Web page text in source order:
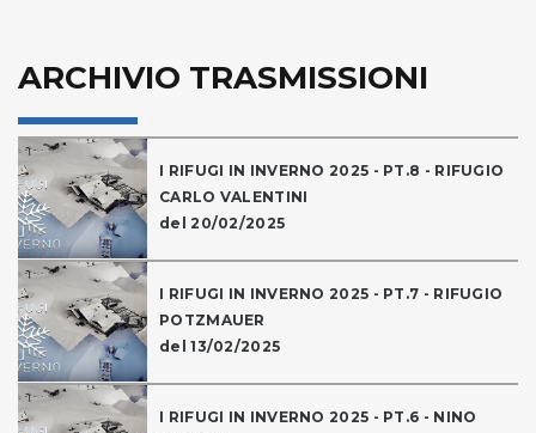
ARCHIVIO TRASMISSIONI
I RIFUGI IN INVERNO 2025 - PT.8 - RIFUGIO
CARLO VALENTINI
del 20/02/2025
I RIFUGI IN INVERNO 2025 - PT.7 - RIFUGIO
POTZMAUER
del 13/02/2025
I RIFUGI IN INVERNO 2025 - PT.6 - NINO